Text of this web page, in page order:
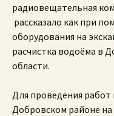
радиовещательная
рассказало как при
оборудования на
расчистка водоёма в
области.
Для проведения работ
Добровском районе